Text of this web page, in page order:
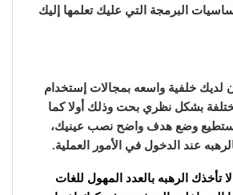
البرمجة التي عليك تعلمها إليك
خلفية واسعه بمجالات إستخدام
بشكل نظري بحت وذلك أولا كما
وضع هدف واضح نصب عينيك،
عند الدخول في الأمور العملية.
تأخذك الرهبه بالعدد المهول للغات